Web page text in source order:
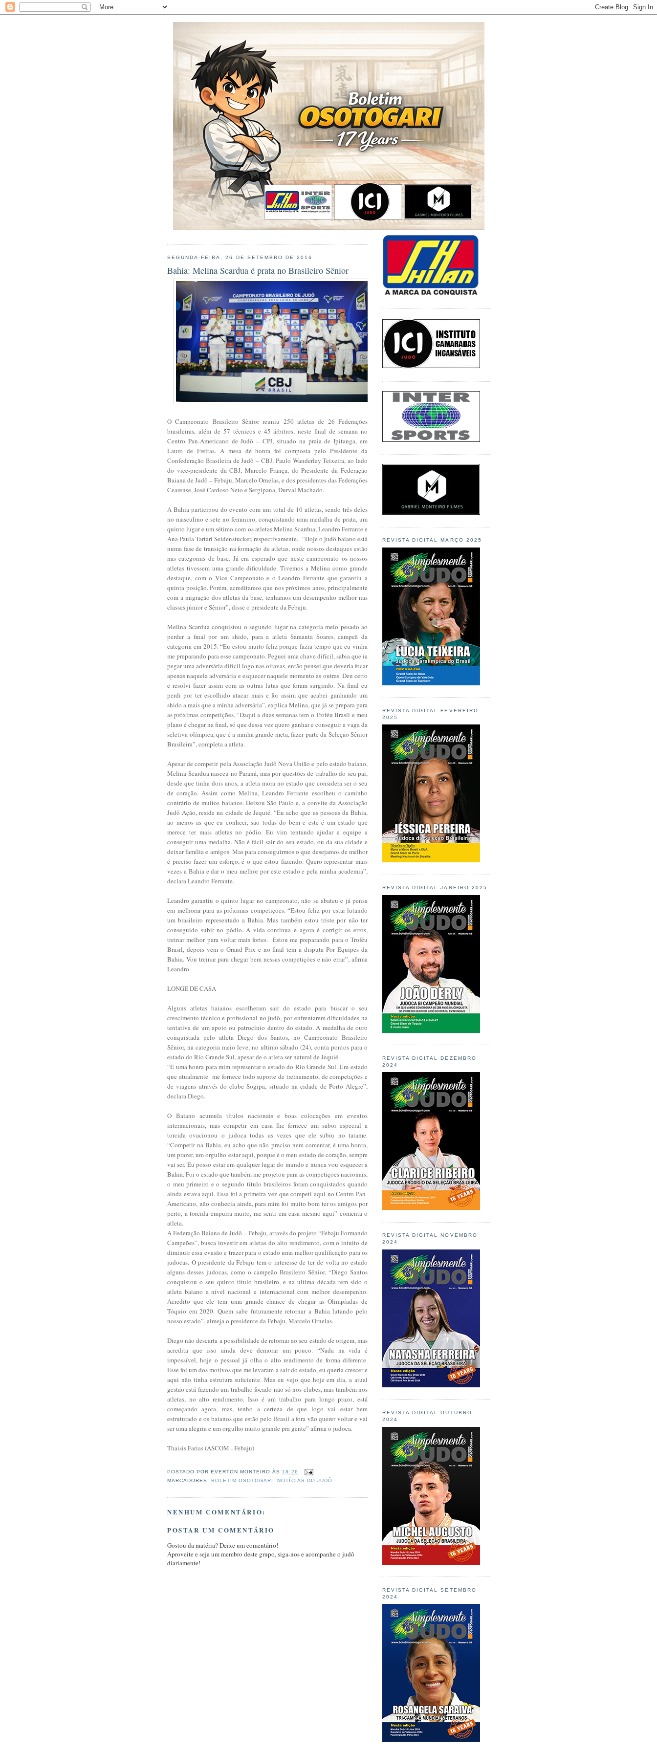
SEGUNDA-FEIRA, 26 DE SETEMBRO DE 2016
Bahia: Melina Scardua é prata no Brasileiro Sênior
O Campeonato Brasileiro Sênior reuniu 250 atletas de 26 Federações
brasileiras, além de 57 técnicos e 45 árbitros, neste final de semana no
Centro Pan-Americano de Judô – CPJ, situado na praia de Ipitanga, em
Lauro de Freitas. A mesa de honra foi composta pelo Presidente da
Confederação Brasileira de Judô – CBJ, Paulo Wanderley Teixeira, ao lado
do vice-presidente da CBJ, Marcelo França, do Presidente da Federação
Baiana de Judô – Febaju, Marcelo Ornelas, e dos presidentes das Federações
Cearense, José Cardoso Neto e Sergipana, Durval Machado.
A Bahia participou do evento com um total de 10 atletas, sendo três deles
no masculino e sete no feminino, conquistando uma medalha de prata, um
quinto lugar e um sétimo com os atletas Melina Scardua, Leandro Ferrante e
Ana Paula Tartari Seidenstucker, respectivamente. “Hoje o judô baiano está
numa fase de transição na formação de atletas, onde nossos destaques estão
nas categorias de base. Já era esperado que neste campeonato os nossos
atletas tivessem uma grande dificuldade. Tivemos a Melina como grande
destaque, com o Vice Campeonato e o Leandro Ferrante que garantiu a
quinta posição. Porém, acreditamos que nos próximos anos, principalmente
com a migração dos atletas da base, tenhamos um desempenho melhor nas
classes júnior e Sênior”, disse o presidente da Febaju.
Melina Scardua conquistou o segundo lugar na categoria meio pesado ao
perder a final por um shido, para a atleta Samanta Soares, campeã da
categoria em 2015. “Eu estou muito feliz porque fazia tempo que eu vinha
me preparando para esse campeonato. Peguei uma chave difícil, sabia que ia
pegar uma adversária difícil logo nas oitavas, então pensei que deveria focar
apenas naquela adversária e esquecer naquele momento as outras. Deu certo
e resolvi fazer assim com as outras lutas que foram surgindo. Na final eu
perdi por ter escolhido atacar mais e foi assim que acabei ganhando um
shido a mais que a minha adversária”, explica Melina, que já se prepara para
as próximas competições. “Daqui a duas semanas tem o Troféu Brasil e meu
plano é chegar na final, só que dessa vez quero ganhar e conseguir a vaga da
seletiva olímpica, que é a minha grande meta, fazer parte da Seleção Sênior
Brasileira”, completa a atleta.
Apesar de competir pela Associação Judô Nova União e pelo estado baiano,
Melina Scardua nasceu no Paraná, mas por questões de trabalho do seu pai,
desde que tinha dois anos, a atleta mora no estado que considera ser o seu
de coração. Assim como Melina, Leandro Ferrante escolheu o caminho
contrário de muitos baianos. Deixou São Paulo e, a convite da Associação
Judô Ação, reside na cidade de Jequié. “Eu acho que as pessoas da Bahia,
ao menos as que eu conheci, são todas do bem e este é um estado que
merece ter mais atletas no pódio. Eu vim tentando ajudar a equipe a
conseguir uma medalha. Não é fácil sair do seu estado, ou da sua cidade e
deixar família e amigos. Mas para conseguirmos o que desejamos de melhor
é preciso fazer um esforço, é o que estou fazendo. Quero representar mais
vezes a Bahia e dar o meu melhor por este estado e pela minha academia”,
declara Leandro Ferrante.
Leandro garantiu o quinto lugar no campeonato, não se abateu e já pensa
em melhorar para as próximas competições. “Estou feliz por estar lutando
um brasileiro representado a Bahia. Mas também estou triste por não ter
conseguido subir no pódio. A vida continua e agora é corrigir os erros,
treinar melhor para voltar mais fortes. Estou me preparando para o Troféu
Brasil, depois vem o Grand Prix e no final tem a disputa Por Equipes da
Bahia. Vou treinar para chegar bem nessas competições e não errar”, afirma
Leandro.
LONGE DE CASA
Alguns atletas baianos escolheram sair do estado para buscar o seu
crescimento técnico e profissional no judô, por enfrentarem dificuldades na
tentativa de um apoio ou patrocínio dentro do estado. A medalha de ouro
conquistada pelo atleta Diego dos Santos, no Campeonato Brasileiro
Sênior, na categoria meio leve, no ultimo sábado (24), conta pontos para o
estado do Rio Grande Sul, apesar de o atleta ser natural de Jequié.
“É uma honra para mim representar o estado do Rio Grande Sul. Um estado
que atualmente me fornece todo suporte de treinamento, de competições e
de viagens através do clube Sogipa, situado na cidade de Porto Alegre”,
declara Diego.
O Baiano acumula títulos nacionais e boas colocações em eventos
internacionais, mas competir em casa lhe fornece um sabor especial a
torcida ovacionou o judoca todas as vezes que ele subiu no tatame.
“Competir na Bahia, eu acho que não preciso nem comentar, é uma honra,
um prazer, um orgulho estar aqui, porque é o meu estado de coração, sempre
vai ser. Eu posso estar em qualquer lugar do mundo e nunca vou esquecer a
Bahia. Foi o estado que também me projetou para as competições nacionais,
o meu primeiro e o segundo titulo brasileiros foram conquistados quando
ainda estava aqui. Essa foi a primeira vez que competi aqui no Centro Pan-
Americano, não conhecia ainda, para mim foi muito bom ter os amigos por
perto, a torcida empurra muito, me senti em casa mesmo aqui” comenta o
atleta.
A Federação Baiana de Judô – Febaju, através do projeto “Febaju Formando
Campeões”, busca investir em atletas do alto rendimento, com o intuito de
diminuir essa evasão e trazer para o estado uma melhor qualificação para os
judocas. O presidente da Febaju tem o interesse de ter de volta no estado
alguns desses judocas, como o campeão Brasileiro Sênior. “Diego Santos
conquistou o seu quinto titulo brasileiro, e na ultima década tem sido o
atleta baiano a nível nacional e internacional com melhor desempenho.
Acredito que ele tem uma grande chance de chegar as Olimpíadas de
Tóquio em 2020. Quem sabe futuramente retornar a Bahia lutando pelo
nosso estado”, almeja o presidente da Febaju, Marcelo Ornelas.
Diego não descarta a possibilidade de retornar ao seu estado de origem, mas
acredita que isso ainda deve demorar um pouco. “Nada na vida é
impossível, hoje o pessoal já olha o alto rendimento de forma diferente.
Esse foi um dos motivos que me levaram a sair do estado, eu queria crescer e
aqui não tinha estrutura suficiente. Mas eu vejo que hoje em dia, a atual
gestão está fazendo um trabalho focado não só nos clubes, mas também nos
atletas, no alto rendimento. Isso é um trabalho para longo prazo, está
começando agora, mas, tenho a certeza de que logo vai estar bem
estruturado e os baianos que estão pelo Brasil a fora vão querer voltar e vai
ser uma alegria e um orgulho muito grande pra gente” afirma o judoca.
Thaisis Farias (ASCOM - Febaju)
POSTADO POR EVERTON MONTEIRO ÀS18:26
MARCADORES:BOLETIM OSOTOGARI ,NOTÍCIAS DO JUDÔ
NENHUM COMENTÁRIO:
POSTAR UM COMENTÁRIO
Gostou da matéria? Deixe um comentário!
Aproveite e seja um membro deste grupo, siga-nos e acompanhe o judô
diariamente!
REVISTA DIGITAL MARÇO 2025
REVISTA DIGITAL FEVEREIRO
2025
REVISTA DIGITAL JANEIRO 2025
REVISTA DIGITAL DEZEMBRO
2024
REVISTA DIGITAL NOVEMBRO
2024
REVISTA DIGITAL OUTUBRO
2024
REVISTA DIGITAL SETEMBRO
2024